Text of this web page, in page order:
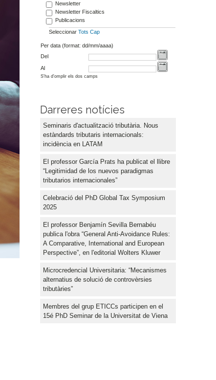
Newsletter
Newsletter Fiscaltics
Publicacions
Seleccionar Tots Cap
Per data (format: dd/mm/aaaa)
Del
Al
S'ha d'omplir els dos camps
Darreres notícies
Seminaris d'actualització tributària. Nous
estàndards tributaris internacionals:
incidència en LATAM
El professor García Prats ha publicat el llibre
“Legitimidad de los nuevos paradigmas
tributarios internacionales”
Celebració del PhD Global Tax Symposium
2025
El professor Benjamín Sevilla Bernabéu
publica l'obra “General Anti-Avoidance Rules:
A Comparative, International and European
Perspective”, en l'editorial Wolters Kluwer
Microcredencial Universitaria: “Mecanismes
alternatius de solució de controvèrsies
tributàries”
Membres del grup ETICCs participen en el
15é PhD Seminar de la Universitat de Viena